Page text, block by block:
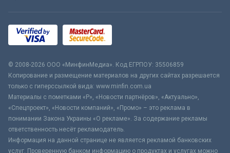
© 2008-2026 ООО «МинфинМедиа». Код ЕГРПОУ: 35506859
Копирование и размещение материалов на других сайтах разрешается
только с гиперссылкой вида: www.minfin.com.ua
Материалы с пометками «Р», «Новости партнёров», «Актуально»,
«Спецпроект», «Новости компаний», «Промо» – это реклама в
понимании Закона Украины «О рекламе». За содержание рекламы
ответственность несёт рекламодатель.
Информация на данной странице не является рекламой банковских
услуг. Проверенную банком информацию о продуктах и услугах можно